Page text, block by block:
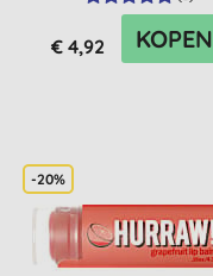
€ 4,92 KOPEN
-20%